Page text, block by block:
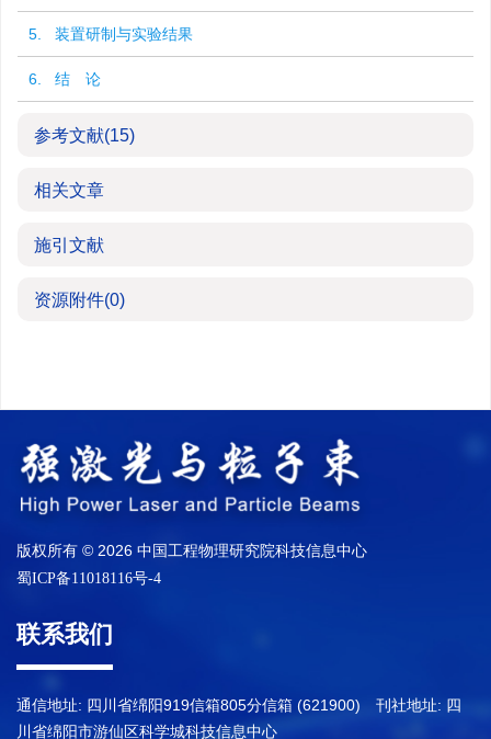
5. 装置研制与实验结果
6. 结 论
参考文献(15)
相关文章
施引文献
资源附件(0)
版权所有 © 2026 中国工程物理研究院科技信息中心
蜀ICP备11018116号-4
联系我们
通信地址: 四川省绵阳919信箱805分信箱 (621900) 刊社地址: 四
川省绵阳市游仙区科学城科技信息中心